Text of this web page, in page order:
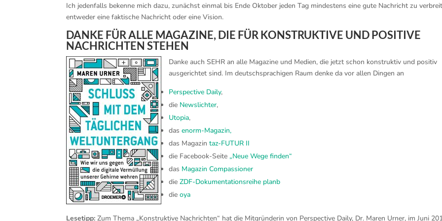
Ich jedenfalls bekenne mich dazu, zunächst einmal bis Ende Oktober jeden Tag mindestens eine gute Nachricht zu
entweder eine faktische Nachricht oder eine Vision.
DANKE FÜR ALLE MAGAZINE, DIE FÜR KONSTRUKTIVE UND POSITIVE
NACHRICHTEN STEHEN
Danke auch SEHR an alle Magazine und Medien, die jetzt schon konstruktiv und positiv
ausgerichtet sind. Im deutschsprachigen Raum denke da vor allen Dingen an
Perspective Daily,
die Newslichter,
Utopia,
dasenorm-Magazin,
das Magazintaz-FUTUR II
die Facebook-Seite „Neue Wege finden“
das Magazin Compassioner
dieZDF-Dokumentationsreihe planb
dieoya
Lesetipp: Zum Thema „Konstruktive Nachrichten“ hat die Mitgründerin von Perspective Daily, Dr. Maren Urner, im Juni